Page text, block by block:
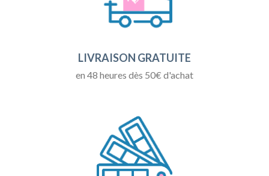
LIVRAISON GRATUITE
en 48 heures dès 50€ d'achat